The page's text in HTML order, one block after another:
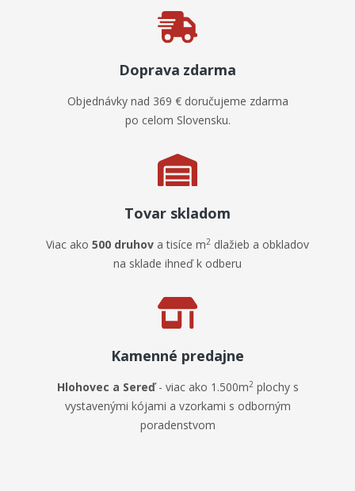
a tisíce spokojných
zákazníkov
Doprava zdarma
Objednávky nad 369 € doručujeme zdarma
po celom Slovensku.
Tovar skladom
Viac ako 500 druhov a tisíce m2 dlažieb a obkladov
na sklade ihneď k odberu
Kamenné predajne
Hlohovec a Sereď- viac ako 1.500m2plochy s
vystavenými kójami a vzorkami s odborným
poradenstvom